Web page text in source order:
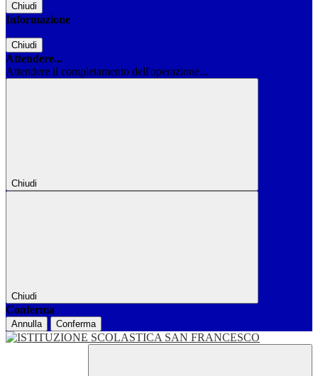
Chiudi
Informazione
Chiudi
Attendere...
Attendere il completamento dell'operazione...
Chiudi
Chiudi
Conferma
Annulla Conferma